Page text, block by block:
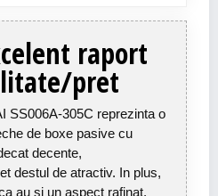
raport
pret
SS006A-305C reprezinta o
de boxe pasive cu
decente,
destul de atractiv. In plus,
au si un aspect rafinat.